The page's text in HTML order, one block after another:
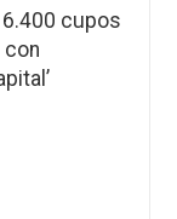
cupos
con